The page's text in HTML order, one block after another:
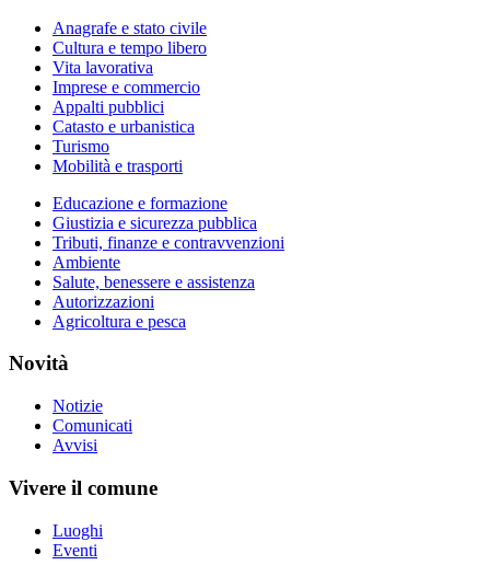
Anagrafe e stato civile
Cultura e tempo libero
Vita lavorativa
Imprese e commercio
Appalti pubblici
Catasto e urbanistica
Turismo
Mobilità e trasporti
Educazione e formazione
Giustizia e sicurezza pubblica
Tributi, finanze e contravvenzioni
Ambiente
Salute, benessere e assistenza
Autorizzazioni
Agricoltura e pesca
Novità
Notizie
Comunicati
Avvisi
Vivere il comune
Luoghi
Eventi